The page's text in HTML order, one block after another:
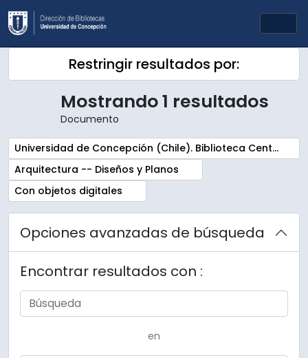
Skip to main content
Restringir resultados por:
Mostrando 1 resultados
Documento
Remove filter:
Universidad de Concepción (Chile). Biblioteca Central. Sala Chile. Archivos
Remove filter:
Arquitectura -- Diseños y Planos
Remove filter:
Con objetos digitales
Opciones avanzadas de búsqueda
Encontrar resultados con :
en